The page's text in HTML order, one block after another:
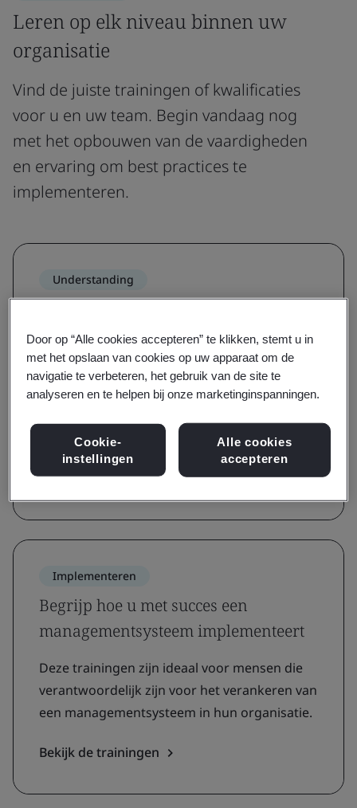
Leren op elk niveau binnen uw
organisatie
Vind de juiste trainingen of kwalificaties
voor u en uw team. Begin vandaag nog
met het opbouwen van de vaardigheden
en ervaring om best practices te
implementeren.
Understanding
norm en begrijp de vereisten ervan
Met trainingen voor bewustzijn en voor
vereisten heeft u een gids in handen over de
fundamenten van een norm.
Bekijk de trainingen
Implementeren
Begrijp hoe u met succes een
managementsysteem implementeert
Deze trainingen zijn ideaal voor mensen die
verantwoordelijk zijn voor het verankeren van
een managementsysteem in hun organisatie.
Bekijk de trainingen
Door op “Alle cookies accepteren” te klikken, stemt u in
met het opslaan van cookies op uw apparaat om de
navigatie te verbeteren, het gebruik van de site te
analyseren en te helpen bij onze marketinginspanningen.
Cookie-
instellingen
Alle cookies
accepteren